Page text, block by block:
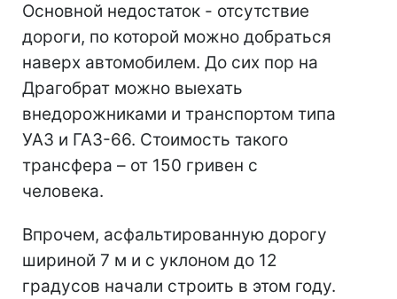
Основной недостаток - отсутствие
дороги, по которой можно добраться
наверх автомобилем. До сих пор на
Драгобрат можно выехать
внедорожниками и транспортом типа
УАЗ и ГАЗ-66. Стоимость такого
трансфера – от 150 гривен с
человека.
Впрочем, асфальтированную дорогу
шириной 7 м и с уклоном до 12
градусов начали строить в этом году.